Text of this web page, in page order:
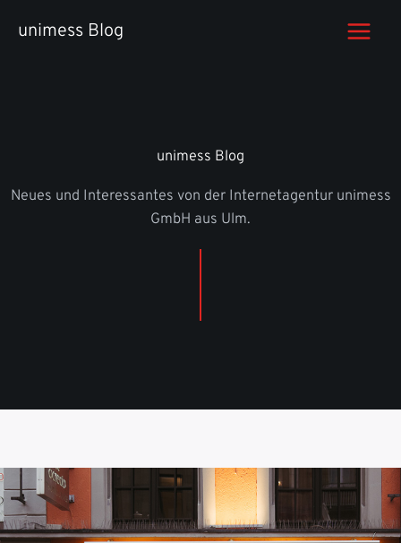
Inhaltunimess Blog
unimess Blog
Neues und Interessantes von der Internetagentur unimess
GmbH aus Ulm.
SEITE
SEITESEITESEITE